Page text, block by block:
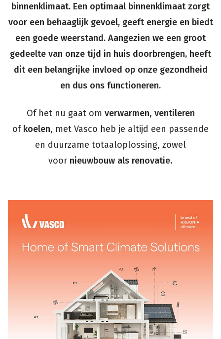
binnenklimaat. Een optimaal binnenklimaat zorgt
voor een behaaglijk gevoel, geeft energie en biedt
een goede weerstand. Aangezien we een groot
gedeelte van onze tijd in huis doorbrengen, heeft
dit een belangrijke invloed op onze gezondheid
en dus ons functioneren.
Of het nu gaat om verwarmen, ventileren
ofkoelen, met Vasco heb je altijd een passende
en duurzame totaaloplossing, zowel
voor nieuwbouw als renovatie.